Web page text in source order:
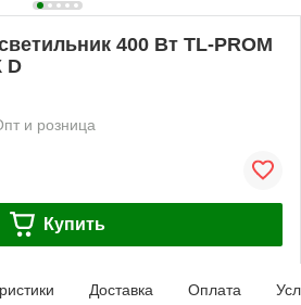
400 Вт TL-PROM
D
и розница
Купить
Доставка Оплата